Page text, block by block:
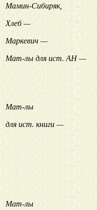
Мамин-Сибиряк,
Хлеб —
Маркевич —
Мат-лы для ист. АН —
Мат-лы
для ист. книги —
Мат-лы